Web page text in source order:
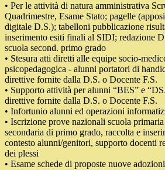
• Per le attività di natura amministrativa
Quadrimestre, Esame Stato; pagelle
digitale D.S.); tabelloni pubblicazione
inserimento esiti finali al SIDI; redazione
scuola second. primo grado
• Stesura atti diretti alle equipe socio-
psicopedagogica - alunni portatori di
direttive fornite dalla D.S. o Docente F.S.
• Supporto attività per alunni “BES” e
direttive fornite dalla D.S. o Docente F.S.
• Infortunio alunni ed operazioni
• Iscrizione prove nazionali scuola primaria
secondaria di primo grado, raccolta e
contesto alunni/genitori, supporto docenti
dei plessi
• Esame schede di proposte nuove